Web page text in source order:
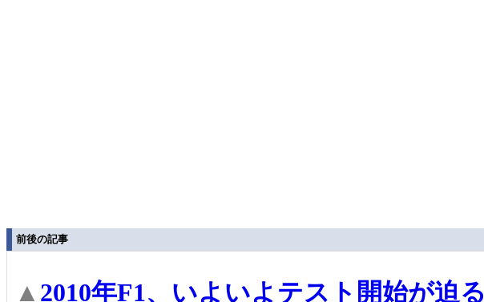
前後の記事
▲ 2010年F1、いよいよテスト開始が迫る